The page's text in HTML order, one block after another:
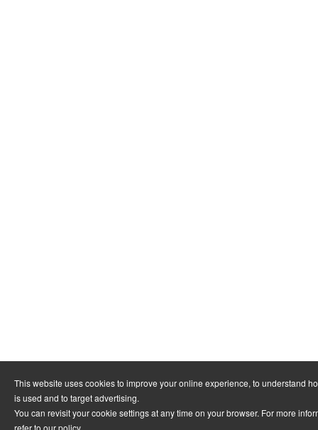
This website uses cookies to improve your online experience, to understand
is used and to target advertising.
You can revisit your cookie settings at any time on your browser. For more
refer to our policy.